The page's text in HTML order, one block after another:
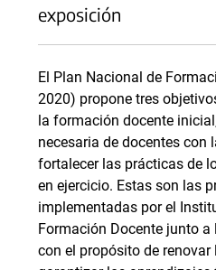
exposición
El Plan Nacional de
2020) propone tres
la formación docente
necesaria de docentes con
fortalecer las prácticas de
en ejercicio. Estas son las
implementadas por el
Formación Docente junto
con el propósito de renovar